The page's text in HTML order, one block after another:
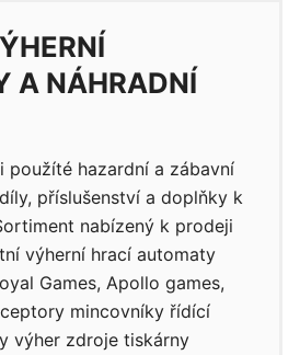
A NÁHRADNÍ
použíté hazardní a zábavní
příslušenství a doplňky k
nabízený k prodeji
výherní hrací automaty
Games, Apollo games,
mincovníky řídící
výher zdroje tiskárny